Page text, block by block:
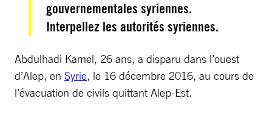
gouvernementales syriennes.
Interpellez les autorités syriennes.
Abdulhadi Kamel, 26 ans, a disparu dans l’ouest
d’Alep, en Syrie, le 16 décembre 2016, au cours de
l’évacuation de civils quittant Alep-Est.